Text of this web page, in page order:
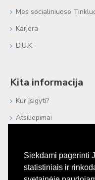
Siekdami pagerinti
statistiniais ir
Mes socialiniuose
Karjera
D.U.K
Kita informacija
Kur įsigyti?
Atsiliepimai
Procedūros plaukams
e-Katalogai